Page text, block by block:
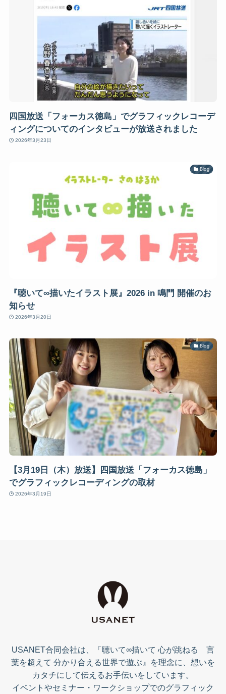
四国放送「フォーカス徳島」でグラフィックレコーデ
ィングについてのインタビューが放送されました
2026年3月23日
Blog
『聴いて∞描いたイラスト展』2026 in 鳴門 開催のお
知らせ
2026年3月20日
Blog
【3月19日（木）放送】四国放送「フォーカス徳島」
でグラフィックレコーディングの取材
2026年3月19日
USANET合同会社は、「聴いて∞描いて 心が跳ねる 言
葉を超えて 分かり合える世界で遊ぶ』を理念に、想いを
カタチにして伝えるお手伝いをしています。
イベントやセミナー・ワークショップでのグラフィック